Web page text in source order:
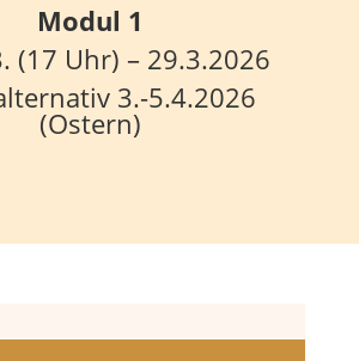
Modul 1
(17 Uhr) – 29.3.2026
3.-5.4.2026
(Ostern)